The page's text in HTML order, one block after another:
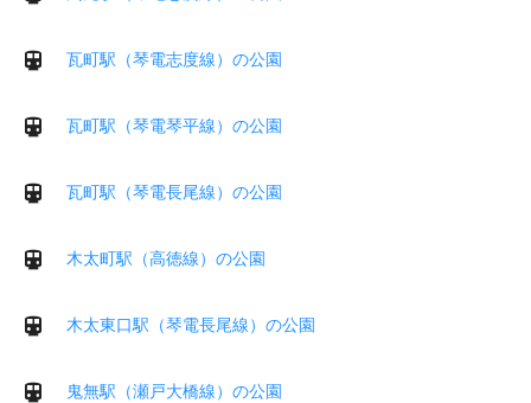
瓦町駅（琴電志度線）の公園
瓦町駅（琴電琴平線）の公園
瓦町駅（琴電長尾線）の公園
木太町駅（高徳線）の公園
木太東口駅（琴電長尾線）の公園
鬼無駅（瀬戸大橋線）の公園